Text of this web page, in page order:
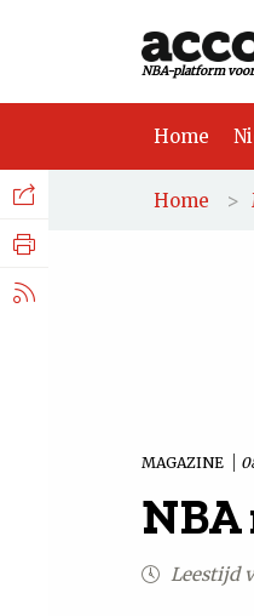
NBA-platform
Home
Home >
MAGAZINE
NBA
Leestijd
Facebook
Nieuws